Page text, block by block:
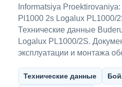
Informatsiya
Pl1000 2s Logalux PL1000/
Технические данные
Logalux PL1000/2S.
эксплуатации и монтажа
Технические данные